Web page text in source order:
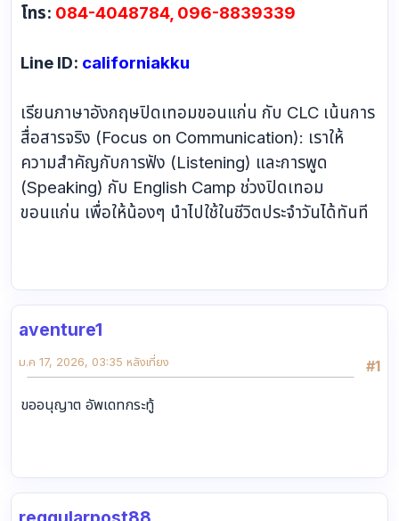
โทร: 084-4048784, 096-8839339
Line ID: californiakku
เรียนภาษาอังกฤษปิดเทอมขอนแก่น กับ CLC เน้นการ
สื่อสารจริง (Focus on Communication): เราให้
ความสำคัญกับการฟัง (Listening) และการพูด
(Speaking) กับ English Camp ช่วงปิดเทอม
ขอนแก่น เพื่อให้น้องๆ นำไปใช้ในชีวิตประจำวันได้ทันที
aventure1
#1
ม.ค 17, 2026, 03:35 หลังเที่ยง
ขออนุญาต อัพเดทกระทู้